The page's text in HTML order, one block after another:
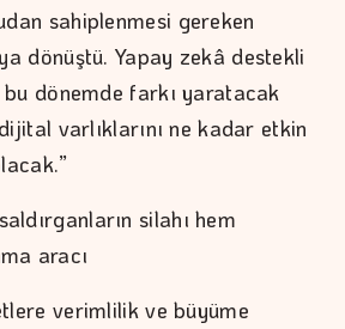
sahiplenmesi gereken
dönüştü. Yapay zekâ destekli
dönemde farkı yaratacak
varlıklarını ne kadar etkin
silahı hem
aracı
verimlilik ve büyüme